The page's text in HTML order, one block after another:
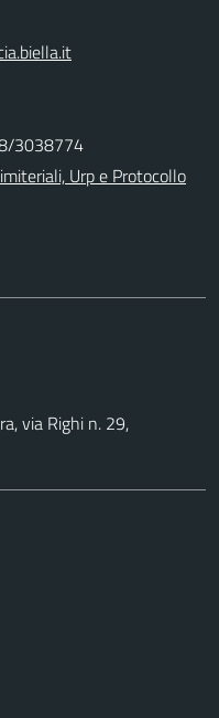
3038774
Urp e Protocollo
via Righi n. 29,